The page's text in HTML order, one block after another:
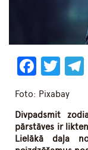
Foto: Pixabay
Divpadsmit
pārstāves ir
Lielākā daļa